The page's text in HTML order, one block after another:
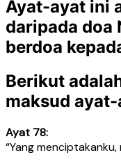
Ayat-ayat ini
daripada doa
berdoa
Berikut
maksud
Ayat 78:
“Yang